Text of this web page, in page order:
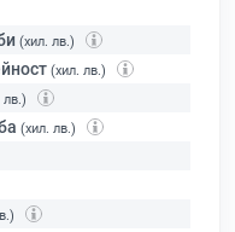
(хил. лв.)
(хил. лв.)
лв.)
(хил. лв.)